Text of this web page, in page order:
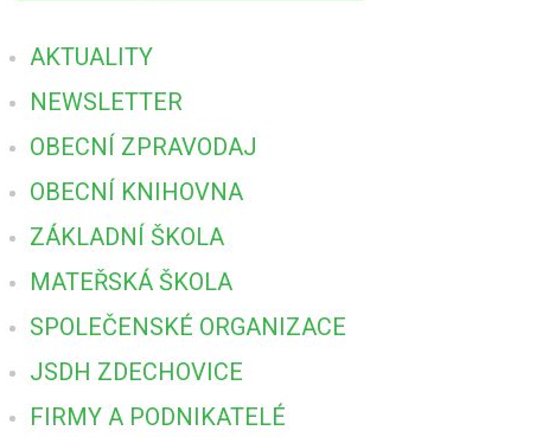
AKTUALITY
NEWSLETTER
OBECNÍ ZPRAVODAJ
OBECNÍ KNIHOVNA
ZÁKLADNÍ ŠKOLA
MATEŘSKÁ ŠKOLA
SPOLEČENSKÉ ORGANIZACE
JSDH ZDECHOVICE
FIRMY A PODNIKATELÉ